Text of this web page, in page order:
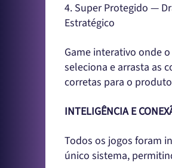
4. Super Protegido —
Estratégico
Game interativo onde
seleciona e arrasta as
corretas para o
INTELIGÊNCIA E
Todos os jogos foram
único sistema,